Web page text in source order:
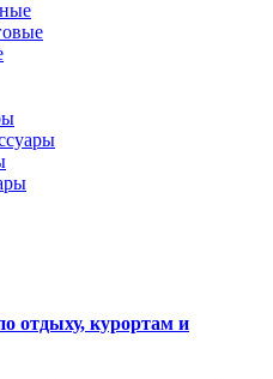
отдыху, курортам и